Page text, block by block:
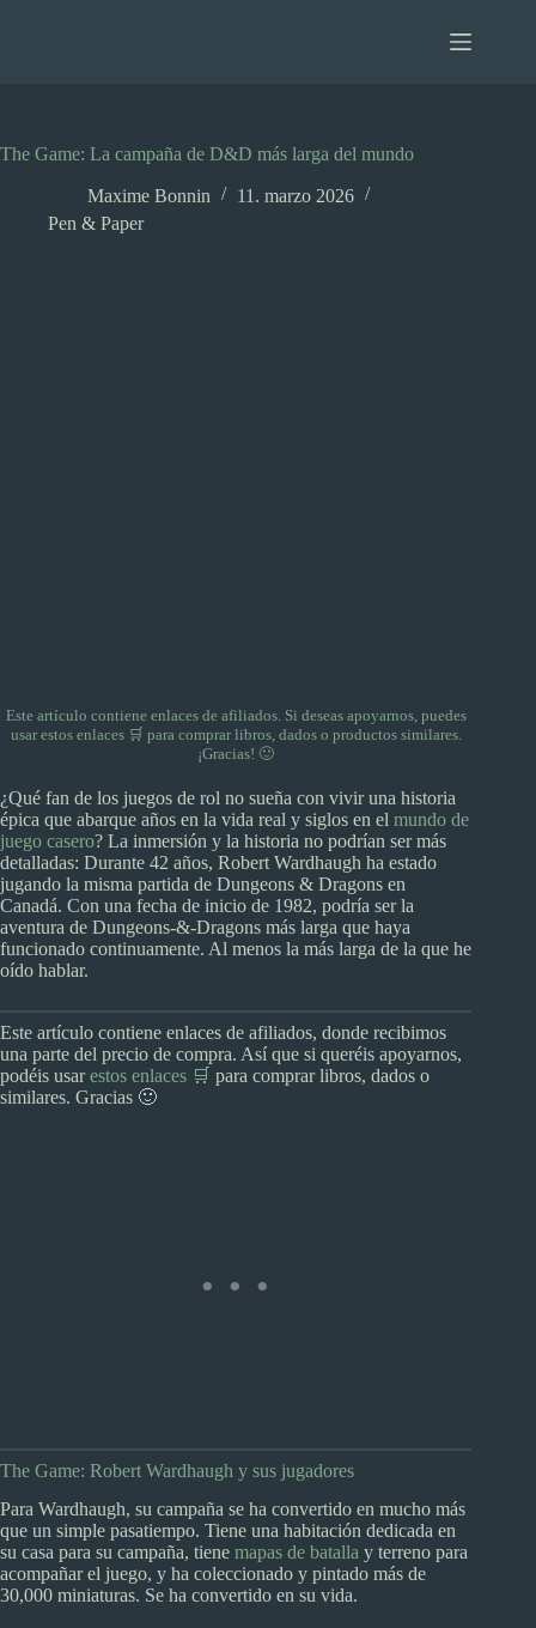
The Game: La campaña de D&D más larga del mundo
Maxime Bonnin
11. marzo 2026
Pen & Paper
Este artículo contiene enlaces de afiliados. Si deseas apoyarnos, puedes
usarestos enlaces 🛒 para comprar libros, dados o productos similares.
¡Gracias! 🙂
¿Qué fan de los juegos de rol no sueña con vivir una historia
épica que abarque años en la vida real y siglos en el mundo de
juego casero? La inmersión y la historia no podrían ser más
detalladas: Durante 42 años, Robert Wardhaugh ha estado
jugando la misma partida de Dungeons & Dragons en
Canadá. Con una fecha de inicio de 1982, podría ser la
aventura de Dungeons-&-Dragons más larga que haya
funcionado continuamente. Al menos la más larga de la que he
oído hablar.
Este artículo contiene enlaces de afiliados, donde recibimos
una parte del precio de compra. Así que si queréis apoyarnos,
podéis usarestos enlaces 🛒 para comprar libros, dados o
similares. Gracias 🙂
The Game: Robert Wardhaugh y sus jugadores
Para Wardhaugh, su campaña se ha convertido en mucho más
que un simple pasatiempo. Tiene una habitación dedicada en
su casa para su campaña, tiene mapas de batalla y terreno para
acompañar el juego, y ha coleccionado y pintado más de
30,000 miniaturas. Se ha convertido en su vida.